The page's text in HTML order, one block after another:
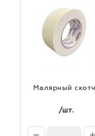
Малярный скотч
/шт.